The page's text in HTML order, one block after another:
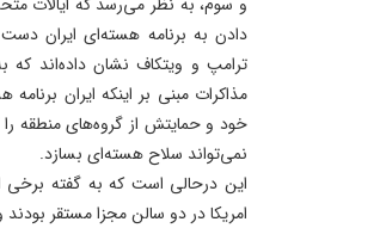
دادن به برنامه هسته‌ای ایران
ترامپ و ویتکاف نشان داده‌اند که
مذاکرات مبنی بر اینکه ایران
خود و حمایتش از گروه‌های منطقه را
نمی‌تواند سلاح هسته‌ای بسازد.
این درحالی است که به گفته برخی
امریکا در دو سالن مجزا مستقر